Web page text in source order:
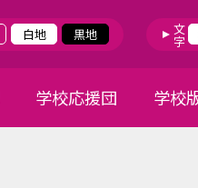
白地 黒地 文字
学校応援団 学校